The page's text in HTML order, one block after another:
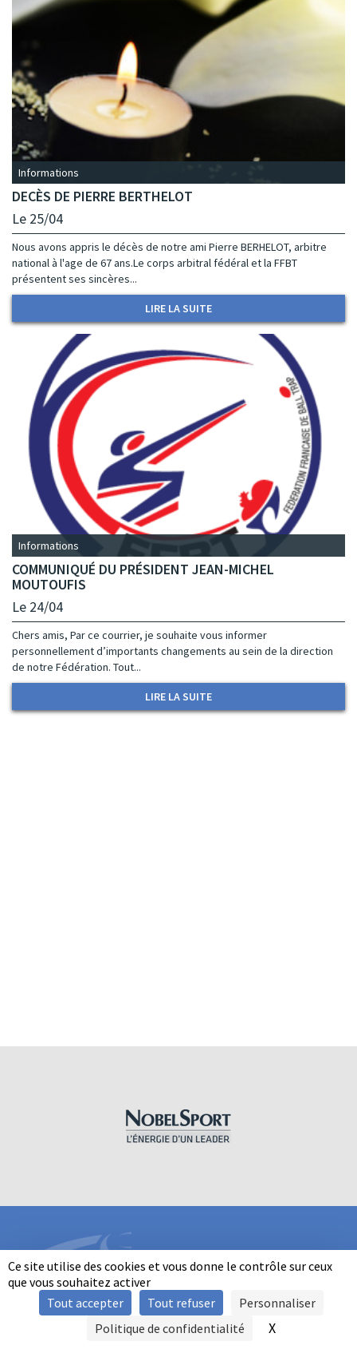
Ce site utilise des cookies et vous donne le contrôle sur ceux
que vous souhaitez activer
Tout accepter
Tout refuser
Personnaliser
Politique de confidentialité
X
Informations
DECÈS DE PIERRE BERTHELOT
Le 25/04
Nous avons appris le décès de notre ami Pierre BERHELOT, arbitre
national à l'age de 67 ans.Le corps arbitral fédéral et la FFBT
présentent ses sincères...
LIRE LA SUITE
Informations
COMMUNIQUÉ DU PRÉSIDENT JEAN-MICHEL
MOUTOUFIS
Le 24/04
Chers amis, Par ce courrier, je souhaite vous informer
personnellement d’importants changements au sein de la direction
de notre Fédération. Tout...
LIRE LA SUITE
INFORMATIONS
SIGNALER UNE VIOLENCE